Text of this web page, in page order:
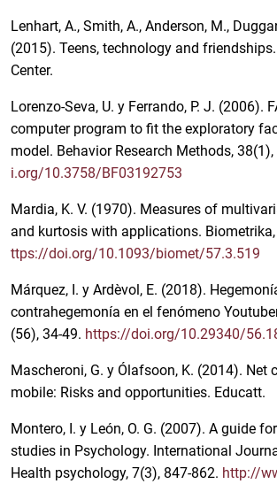
Lenhart, A., Smith, A., Anderson, M.,
(2015). Teens, technology and
Center.
Lorenzo-Seva, U. y Ferrando, P. J. (2006).
computer program to fit the exploratory
model. Behavior Research Methods, 38(1),
i.org/10.3758/BF03192753
Mardia, K. V. (1970). Measures of
and kurtosis with applications.
ttps://doi.org/10.1093/biomet/57.3.519
Márquez, I. y Ardèvol, E. (2018).
contrahegemonía en el fenómeno
(56), 34-49. https://doi.org/10.29340/
Mascheroni, G. y Ólafsoon, K. (2014). Net
mobile: Risks and opportunities. Educatt.
Montero, I. y León, O. G. (2007). A guide
studies in Psychology. International
Health psychology, 7(3), 847-862. http://